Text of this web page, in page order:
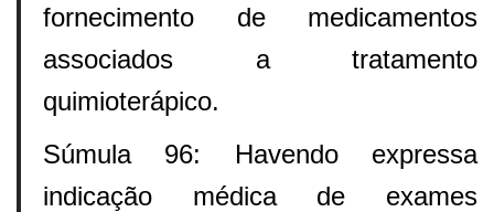
fornecimento de medicamentos
associados a tratamento
quimioterápico.
Súmula 96: Havendo expressa
indicação médica de exames